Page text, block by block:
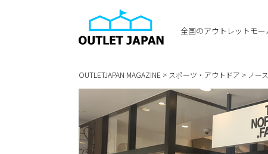
全国のアウトレットモ
OUTLETJAPAN MAGAZINE > スポーツ・アウトドア > ノー